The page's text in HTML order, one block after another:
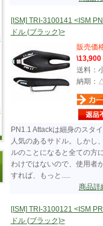
[ISM] TRI-3100141 <ISM
ドル (ブラック)>
販売価
\13,900
送料：
納期：
PN1.1 Attackは細身のスタ
人気のあるサドル。しかし
ルのことになると全ての方
わけではないので、使用者
すれば、もっと.....
商品
[ISM] TRI-3100121 <ISM
ドル (ブラック)>